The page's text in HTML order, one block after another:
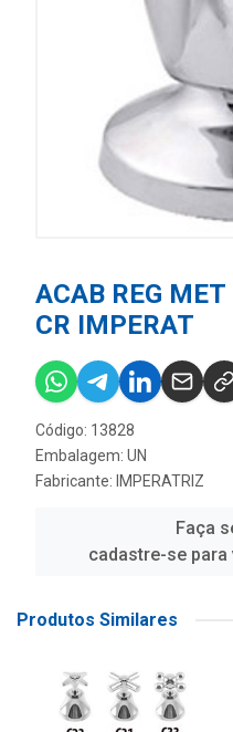
ACAB REG
CR IMPERAT
Código: 13828
Embalagem: UN
Fabricante: IMPERATRIZ
Faça
cadastre-se
Produtos Similares